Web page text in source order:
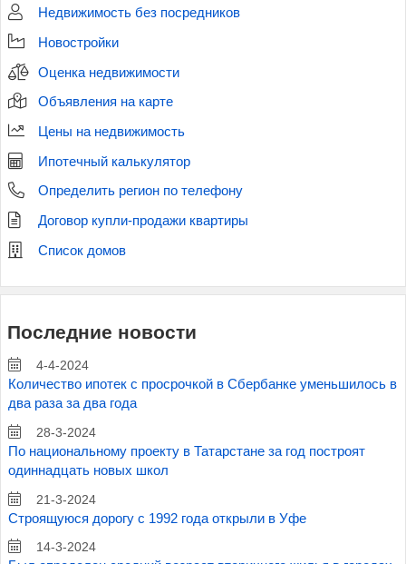
Недвижимость без посредников
Новостройки
Оценка недвижимости
Объявления на карте
Цены на недвижимость
Ипотечный калькулятор
Определить регион по телефону
Договор купли-продажи квартиры
Список домов
Последние новости
4-4-2024
Количество ипотек с просрочкой в Сбербанке уменьшилось в
два раза за два года
28-3-2024
По национальному проекту в Татарстане за год построят
одиннадцать новых школ
21-3-2024
Строящуюся дорогу с 1992 года открыли в Уфе
14-3-2024